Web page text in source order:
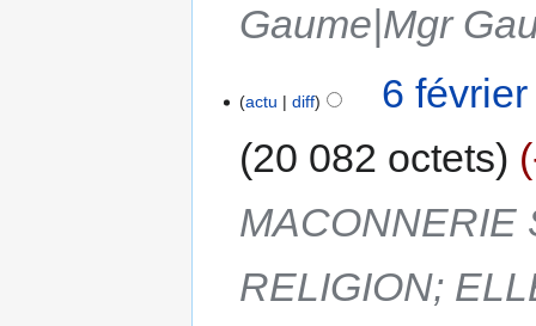
Gaume|Mgr
actu diff
6
20 082 octets
MACONNERIE
RELIGION;